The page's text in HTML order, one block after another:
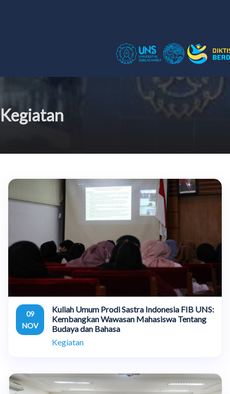
Kegiatan
09
NOV
Kuliah Umum Prodi Sastra Indonesia FIB UNS:
Kembangkan Wawasan Mahasiswa Tentang
Budaya dan Bahasa
Kegiatan